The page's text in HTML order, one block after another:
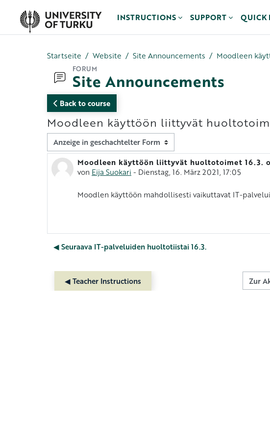
INSTRUCTIONS
SUPPORT QUICK
Startseite Website Site Announcements Moodleen
FORUM
Site Announcements
Back to course
Moodleen käyttöön liittyvät
Anzeigemodus
Moodleen käyttöön liittyvät huoltotoimet 16.3.
von Eija Suokari - Dienstag, 16. März 2021, 17:05
Anzahl Antworten: 0
Moodlen käyttöön mahdollisesti vaikuttavat IT-
◀︎ Seuraava IT-palveluiden huoltotiistai 16.3.
◀︎ Teacher Instructions Zur